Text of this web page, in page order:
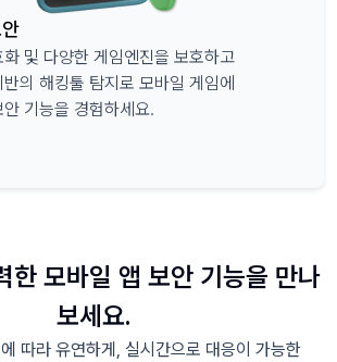
및 다양한 게임엔진을 보호하고
의 해킹툴 탐지로 모바일 게임에
기능을 경험하세요.
한 모바일 앱 보안 기능을 만나
보세요.
따라 유연하게, 실시간으로 대응이 가능한